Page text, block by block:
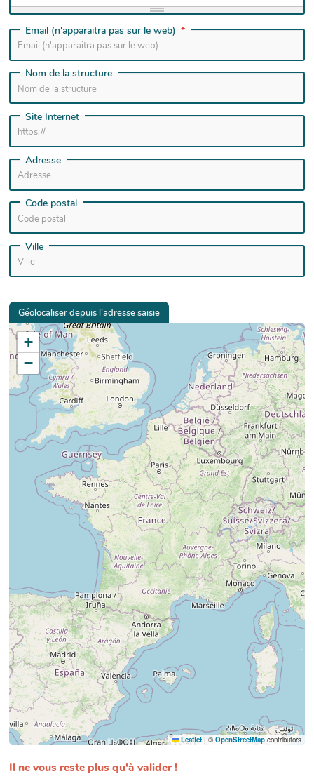
Email (n'apparaitra pas sur le web)
Nom de la structure
Site Internet
Adresse
Code postal
Ville
Géolocaliser depuis l'adresse saisie
+
−
Leaflet | © OpenStreetMap contributors
Il ne vous reste plus qu'à valider !